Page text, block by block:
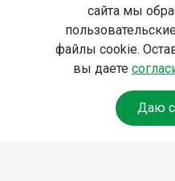
сайта мы
файлы cookie.
вы даете
Даю